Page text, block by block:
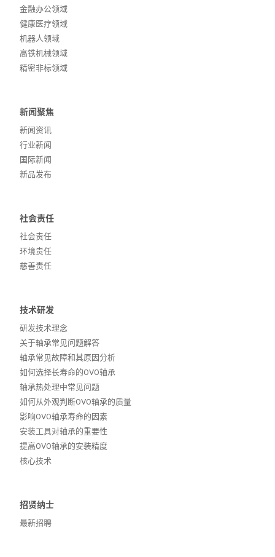
金融办公领域
健康医疗领域
机器人领域
高铁机械领域
精密非标领域
新闻聚焦
新闻资讯
行业新闻
国际新闻
新品发布
社会责任
社会责任
环境责任
慈善责任
技术研发
研发技术理念
关于轴承常见问题解答
轴承常见故障和其原因分析
如何选择长寿命的OVO轴承
轴承热处理中常见问题
如何从外观判断OVO轴承的质量
影响OVO轴承寿命的因素
安装工具对轴承的重要性
提高OVO轴承的安装精度
核心技术
招贤纳士
最新招聘